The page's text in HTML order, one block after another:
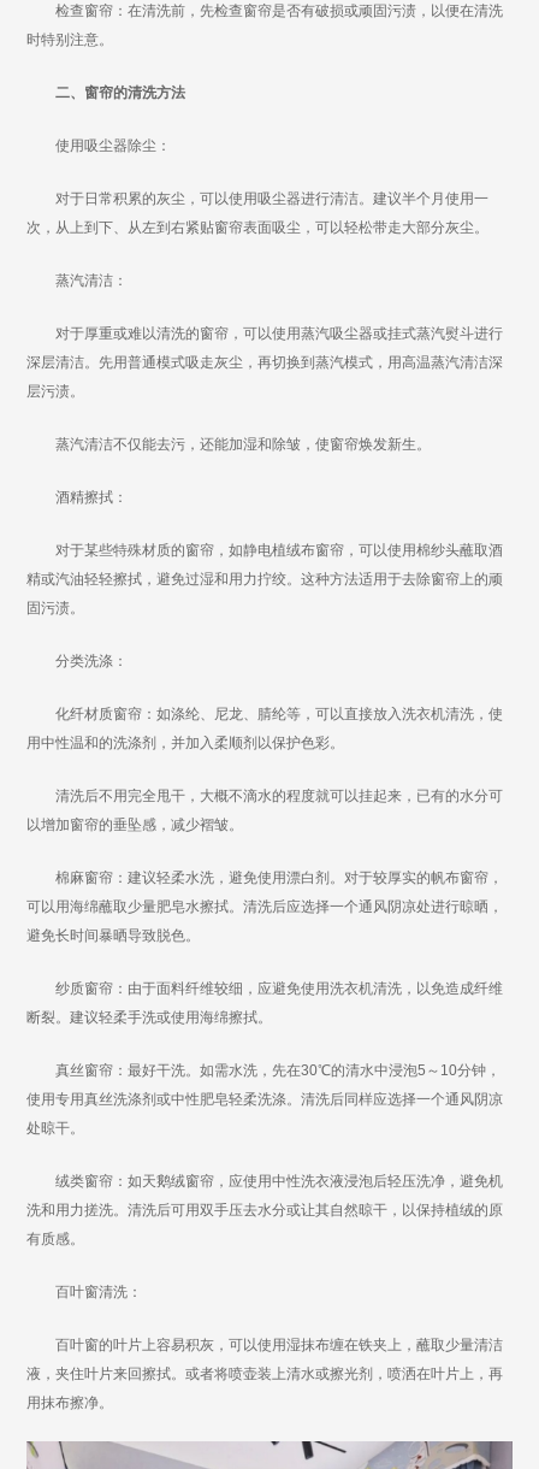
检查窗帘：在清洗前，先检查窗帘是否有破损或顽固污渍，以便在清洗
时特别注意。
二、窗帘的清洗方法
使用吸尘器除尘：
对于日常积累的灰尘，可以使用吸尘器进行清洁。建议半个月使用一
次，从上到下、从左到右紧贴窗帘表面吸尘，可以轻松带走大部分灰尘。
蒸汽清洁：
对于厚重或难以清洗的窗帘，可以使用蒸汽吸尘器或挂式蒸汽熨斗进行
深层清洁。先用普通模式吸走灰尘，再切换到蒸汽模式，用高温蒸汽清洁深
层污渍。
蒸汽清洁不仅能去污，还能加湿和除皱，使窗帘焕发新生。
酒精擦拭：
对于某些特殊材质的窗帘，如静电植绒布窗帘，可以使用棉纱头蘸取酒
精或汽油轻轻擦拭，避免过湿和用力拧绞。这种方法适用于去除窗帘上的顽
固污渍。
分类洗涤：
化纤材质窗帘：如涤纶、尼龙、腈纶等，可以直接放入洗衣机清洗，使
用中性温和的洗涤剂，并加入柔顺剂以保护色彩。
清洗后不用完全甩干，大概不滴水的程度就可以挂起来，已有的水分可
以增加窗帘的垂坠感，减少褶皱。
棉麻窗帘：建议轻柔水洗，避免使用漂白剂。对于较厚实的帆布窗帘，
可以用海绵蘸取少量肥皂水擦拭。清洗后应选择一个通风阴凉处进行晾晒，
避免长时间暴晒导致脱色。
纱质窗帘：由于面料纤维较细，应避免使用洗衣机清洗，以免造成纤维
断裂。建议轻柔手洗或使用海绵擦拭。
真丝窗帘：最好干洗。如需水洗，先在30℃的清水中浸泡5～10分钟，
使用专用真丝洗涤剂或中性肥皂轻柔洗涤。清洗后同样应选择一个通风阴凉
处晾干。
绒类窗帘：如天鹅绒窗帘，应使用中性洗衣液浸泡后轻压洗净，避免机
洗和用力搓洗。清洗后可用双手压去水分或让其自然晾干，以保持植绒的原
有质感。
百叶窗清洗：
百叶窗的叶片上容易积灰，可以使用湿抹布缠在铁夹上，蘸取少量清洁
液，夹住叶片来回擦拭。或者将喷壶装上清水或擦光剂，喷洒在叶片上，再
用抹布擦净。